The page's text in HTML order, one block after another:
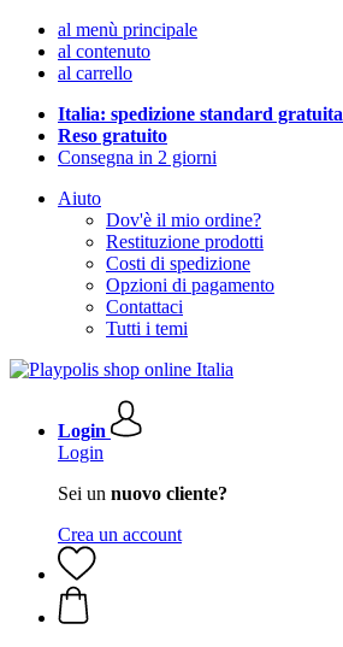
al menù principale
al contenuto
al carrello
Italia: spedizione standard gratuita
Reso gratuito
Consegna in 2 giorni
Aiuto
Dov'è il mio ordine?
Restituzione prodotti
Costi di spedizione
Opzioni di pagamento
Contattaci
Tutti i temi
Login
Login
Sei un nuovo cliente?
Crea un account